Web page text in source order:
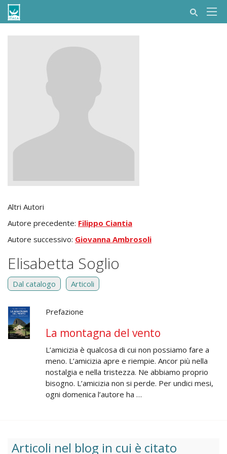
Altri Autori
Autore precedente: Filippo Ciantia
Autore successivo: Giovanna Ambrosoli
Elisabetta Soglio
Dal catalogo Articoli
Prefazione
La montagna del vento
L’amicizia è qualcosa di cui non possiamo fare a
meno. L’amicizia apre e riempie. Ancor più nella
nostalgia e nella tristezza. Ne abbiamo proprio
bisogno. L’amicizia non si perde. Per undici mesi,
ogni domenica l’autore ha …
Articoli nel blog in cui è citato